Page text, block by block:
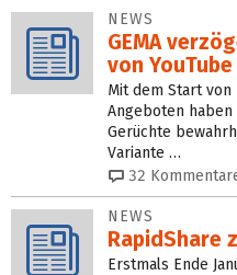
NEWS
GEMA
von YouTube
Mit dem Start von
Angeboten
Gerüchte
Variante …
32
NEWS
RapidShare
Erstmals Ende